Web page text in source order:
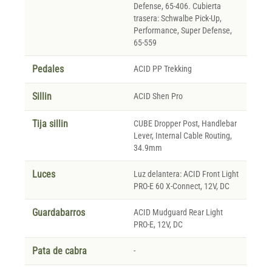
Defense, 65-406. Cubierta
trasera: Schwalbe Pick-Up,
Performance, Super Defense,
65-559
Pedales ACID PP Trekking
Sillin ACID Shen Pro
Tija sillin
CUBE Dropper Post, Handlebar
Lever, Internal Cable Routing,
34.9mm
Luces
Luz delantera: ACID Front Light
PRO-E 60 X-Connect, 12V, DC
Guardabarros
ACID Mudguard Rear Light
PRO-E, 12V, DC
Pata de cabra -